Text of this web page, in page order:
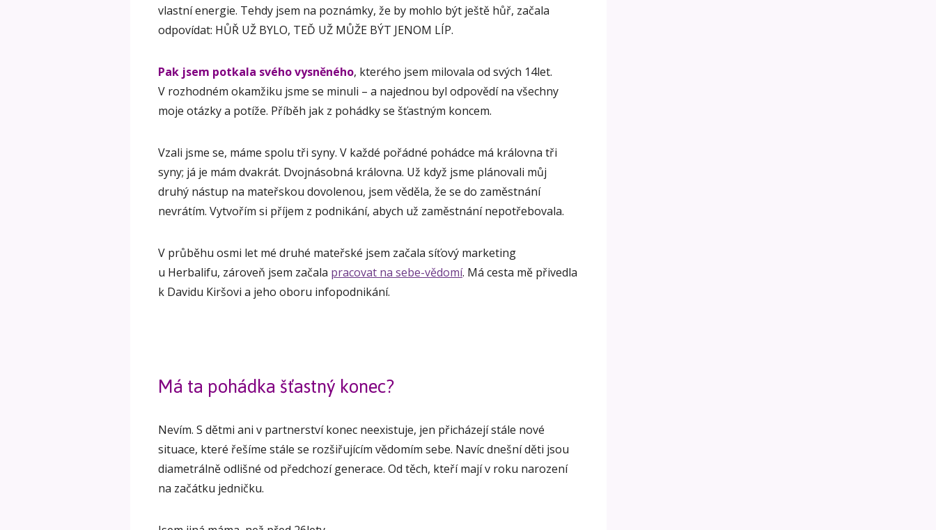
vlastní energie. Tehdy jsem na poznámky, že by mohlo být ještě hůř, začala
odpovídat: HŮŘ UŽ BYLO, TEĎ UŽ MŮŽE BÝT JENOM LÍP.
Pak jsem potkala svého vysněného, kterého jsem milovala od svých 14let.
V rozhodném okamžiku jsme se minuli – a najednou byl odpovědí na všechny
moje otázky a potíže. Příběh jak z pohádky se šťastným koncem.
Vzali jsme se, máme spolu tři syny. V každé pořádné pohádce má královna tři
syny; já je mám dvakrát. Dvojnásobná královna. Už když jsme plánovali můj
druhý nástup na mateřskou dovolenou, jsem věděla, že se do zaměstnání
nevrátím. Vytvořím si příjem z podnikání, abych už zaměstnání nepotřebovala.
V průběhu osmi let mé druhé mateřské jsem začala síťový marketing
u Herbalifu, zároveň jsem začala pracovat na sebe-vědomí. Má cesta mě přivedla
k Davidu Kiršovi a jeho oboru infopodnikání.
Má ta pohádka šťastný konec?
Nevím. S dětmi ani v partnerství konec neexistuje, jen přicházejí stále nové
situace, které řešíme stále se rozšiřujícím vědomím sebe. Navíc dnešní děti jsou
diametrálně odlišné od předchozí generace. Od těch, kteří mají v roku narození
na začátku jedničku.